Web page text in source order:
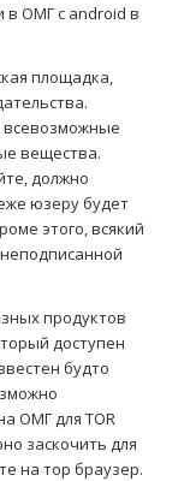
в ОМГ с android в
площадка,
всевозможные
вещества.
должно
юзеру будет
этого, всякий
продуктов
доступен
будто
ОМГ для TOR
заскочить для
на тор браузер.